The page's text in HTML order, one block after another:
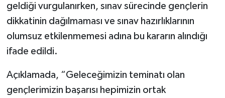
geldiği vurgulanırken, sınav sürecinde gençlerin
dikkatinin dağılmaması ve sınav hazırlıklarının
olumsuz etkilenmemesi adına bu kararın alındığı
ifade edildi.
Açıklamada, “Geleceğimizin teminatı olan
gençlerimizin başarısı hepimizin ortak